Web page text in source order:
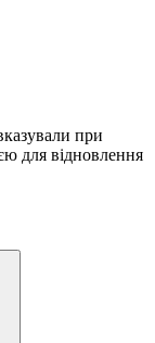
при
для відновлення